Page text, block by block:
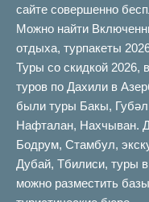
сайте совершенно
Можно найти
отдыха, турпакеты
Туры со скидкой 2026,
туров по Дахили в
были туры Бакы,
Нафталан, Нахчыван.
Бодрум, Стамбул,
Дубай, Тбилиси, туры
можно разместить